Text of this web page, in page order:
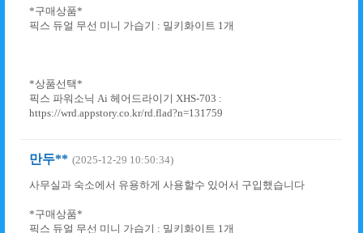
*구매상품*
픽스 듀얼 무선 미니 가습기 : 밀키화이트 1개
*상품선택*
픽스 파워소닉 Ai 헤어드라이기 XHS-703 :
https://wrd.appstory.co.kr/rd.flad?n=131759
만두** (2025-12-29 10:50:34)
사무실과 숙소에서 유용하게 사용할수 있어서 구입했습니다
*구매상품*
픽스 듀얼 무선 미니 가습기 : 밀키화이트 1개